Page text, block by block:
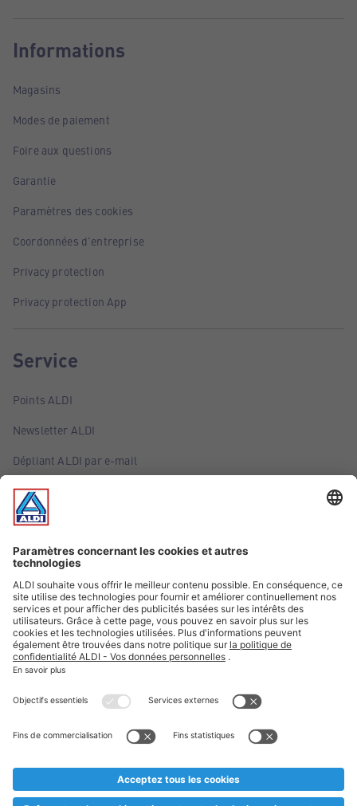
Informations
Magasins
Modes de paiement
Foire aux questions
Garantie
Paramètres des cookies
Coordonnées d'entreprise
Privacy protection
Privacy protection App
Service
Points ALDI
Newsletter ALDI
Dépliant ALDI par e-mail
Offres
Infos essentielles
Suivez ALDI Belgique
Textes marqués d'un astérisque et mentions légales
* Nous vendons ces articles temporairement et jusqu'à
au cas où, malgré le planning bien étudié, nous serions
prématurément en rupture de stock. Prix Recupel et TVA incl.
** Sur ce site, l’utilisation de la forme masculine a été adoptée